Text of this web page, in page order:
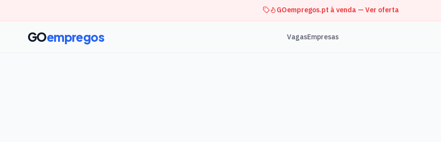
GOempregos.pt à venda — Ver oferta
GOempregos VagasEmpresas